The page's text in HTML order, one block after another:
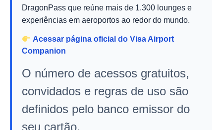
DragonPass que reúne mais de 1.300 lounges e
experiências em aeroportos ao redor do mundo.
Acessar página oficial do Visa Airport
Companion
O número de acessos gratuitos,
convidados e regras de uso são
definidos pelo banco emissor do
seu cartão.